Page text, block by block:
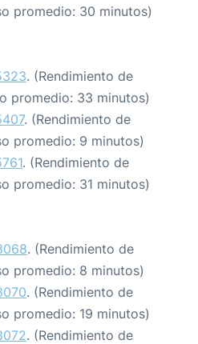
promedio: 30 minutos)
. (Rendimiento de
promedio: 33 minutos)
. (Rendimiento de
promedio: 9 minutos)
. (Rendimiento de
promedio: 31 minutos)
. (Rendimiento de
promedio: 8 minutos)
. (Rendimiento de
promedio: 19 minutos)
. (Rendimiento de